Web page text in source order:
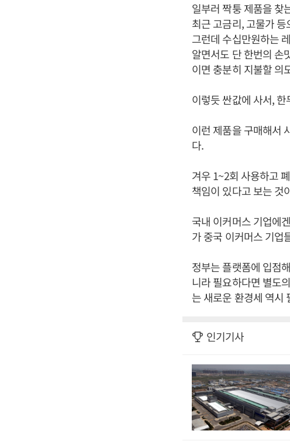
일부러 짝퉁 제품을 찾
최근 고금리, 고물가
그런데 수십만원하는
알면서도 단 한번의 손
이면 충분히 지불할 의
이렇듯 싼값에 사서,
이런 제품을 구매해서
다.
겨우 1~2회 사용하고
책임이 있다고 보는 것
국내 이커머스 기업에
가 중국 이커머스 기업
정부는 플랫폼에 입점
니라 필요하다면 별도
는 새로운 환경세 역시
인기기사